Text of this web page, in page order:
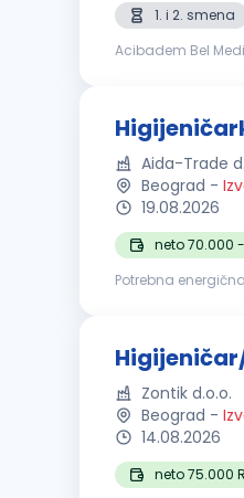
1. i 2. smena
Acibadem Bel
Aida-Trade
Beograd -
19.08.2026
neto 70.000
Potrebna
Zontik d.o.o.
Beograd -
14.08.2026
neto 75.000